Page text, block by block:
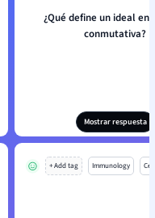
¿Qué define un ideal en
conmutativa?
Mostrar respuesta
+ Add tag Immunology